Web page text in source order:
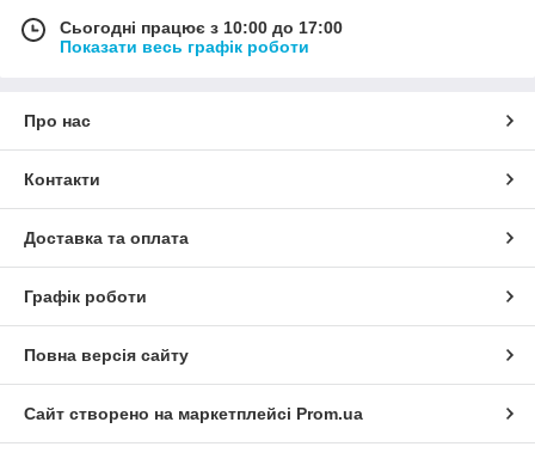
Сьогодні працює з 10:00 до 17:00
Показати весь графік роботи
Про нас
Контакти
Доставка та оплата
Графік роботи
Повна версія сайту
Сайт створено на маркетплейсі Prom.ua